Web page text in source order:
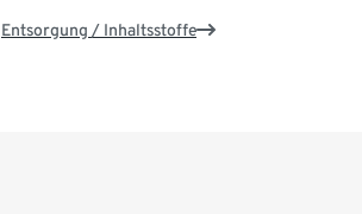
Entsorgung / Inhaltsstoffe